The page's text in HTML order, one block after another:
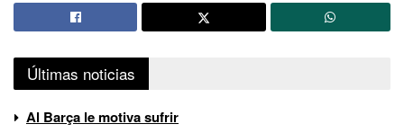
Últimas noticias
Al Barça le motiva sufrir